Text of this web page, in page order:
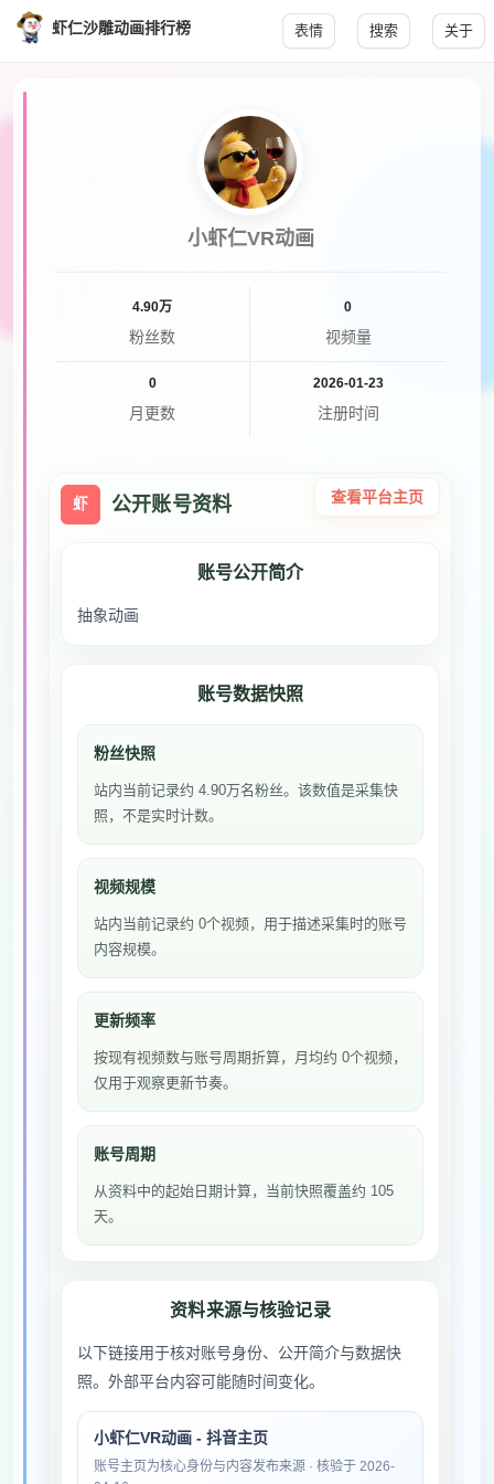
虾仁沙雕动画排行榜 表情 搜索 关于
小虾仁VR动画
4.90万
粉丝数
0
视频量
0
月更数
2026-01-23
注册时间
虾 公开账号资料 查看平台主页
账号公开简介
抽象动画
账号数据快照
粉丝快照
站内当前记录约 4.90万名粉丝。该数值是采集快
照，不是实时计数。
视频规模
站内当前记录约 0个视频，用于描述采集时的账号
内容规模。
更新频率
按现有视频数与账号周期折算，月均约 0个视频，
仅用于观察更新节奏。
账号周期
从资料中的起始日期计算，当前快照覆盖约 105
天。
资料来源与核验记录
以下链接用于核对账号身份、公开简介与数据快
照。外部平台内容可能随时间变化。
小虾仁VR动画 - 抖音主页
账号主页为核心身份与内容发布来源 · 核验于 2026-